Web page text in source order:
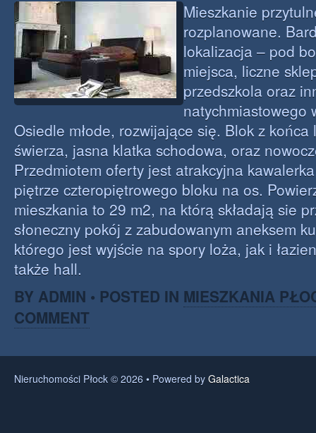
Mieszkanie
rozplanowane.
lokalizacja – pod
miejsca, liczne
przedszkola oraz
natychmiastowego
Osiedle młode, rozwijające się. Blok z końca
świerza, jasna klatka schodowa, oraz
Przedmiotem oferty jest atrakcyjna
piętrze czteropiętrowego bloku na os.
mieszkania to 29 m2, na którą składają sie
słoneczny pokój z zabudowanym aneksem
którego jest wyjście na spory loża, jak i
także hall.
BY ADMIN • POSTED IN MIESZKANIA
COMMENT
Nieruchomości Płock © 2026 • Powered by Galactica